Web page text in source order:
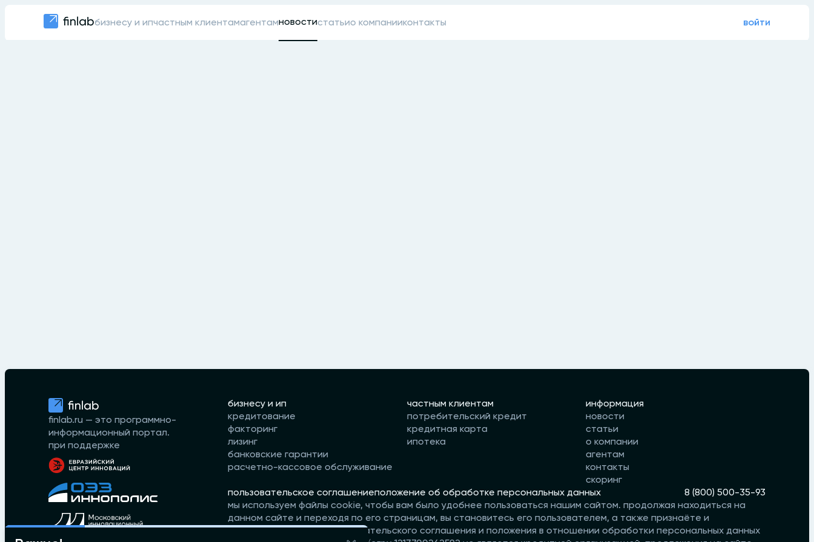
бизнесу и ипчастным клиентамагентамновостистатьио компанииконтакты войти
finlab.ru — это программно-
информационный портал.
при поддержке
бизнесу и ип
кредитование
факторинг
лизинг
банковские гарантии
расчетно-кассовое обслуживание
частным клиентам
потребительский кредит
кредитная карта
ипотека
информация
новости
статьи
о компании
агентам
контакты
скоринг
пользовательское соглашениеположение об обработке персональных данных
8 (800) 500-35-93
мы используем файлы cookie, чтобы вам было удобнее пользоваться нашим сайтом. продолжая находиться на
данном сайте и переходя по его страницам, вы становитесь его пользователем, а также признаёте и
принимаете условия пользовательского соглашения и положения в отношении обработки персональных данных